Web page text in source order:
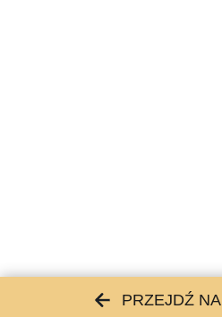
PRZEJDŹ NA